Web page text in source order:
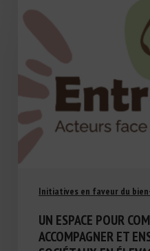
Initiatives en faveur du
UN ESPACE POUR
ACCOMPAGNER ET